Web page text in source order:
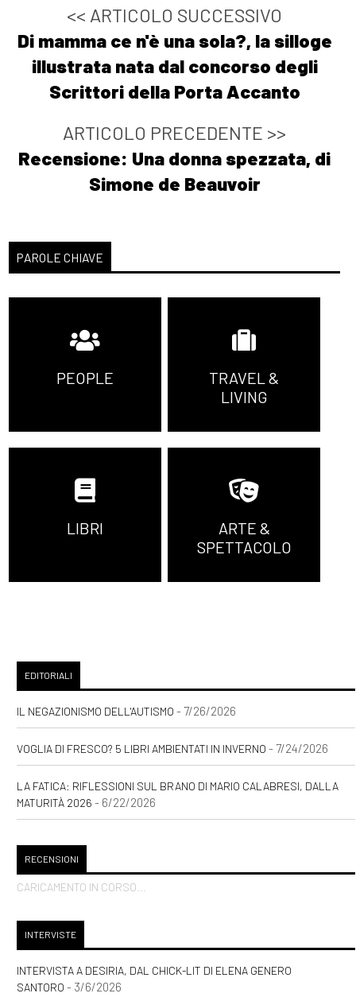
<< ARTICOLO SUCCESSIVO
Di mamma ce n'è una sola?, la silloge
illustrata nata dal concorso degli
Scrittori della Porta Accanto
ARTICOLO PRECEDENTE >>
Recensione: Una donna spezzata, di
Simone de Beauvoir
PAROLE CHIAVE
PEOPLE
TRAVEL &
LIVING
LIBRI
ARTE &
SPETTACOLO
EDITORIALI
IL NEGAZIONISMO DELL'AUTISMO - 7/26/2026
VOGLIA DI FRESCO? 5 LIBRI AMBIENTATI IN INVERNO - 7/24/2026
LA FATICA: RIFLESSIONI SUL BRANO DI MARIO CALABRESI, DALLA
MATURITÀ 2026 - 6/22/2026
RECENSIONI
CARICAMENTO IN CORSO...
INTERVISTE
INTERVISTA A DESIRIA, DAL CHICK-LIT DI ELENA GENERO
SANTORO - 3/6/2026